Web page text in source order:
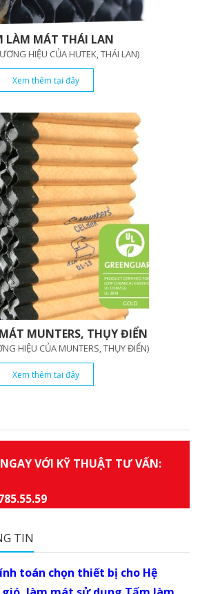
LÀM MÁT THÁI LAN
HIỆU CỦA HUTEK, THÁI LAN)
Xem thêm tại đây
MUNTERS, THỤY ĐIỂN
HIỆU CỦA MUNTERS, THỤY ĐIỂN)
Xem thêm tại đây
VỚI KỸ THUẬT TƯ VẤN:
TIN
toán chọn thiết bị cho Hệ